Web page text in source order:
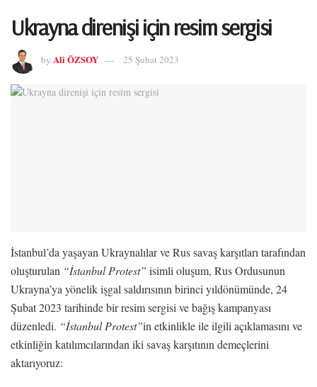
Ukrayna direnişi için resim sergisi
by Ali ÖZSOY 25 Şubat 2023
İstanbul’da yaşayan Ukraynalılar ve Rus savaş karşıtları tarafından
oluşturulan “İstanbul Protest” isimli oluşum, Rus Ordusunun
Ukrayna’ya yönelik işgal saldırısının birinci yıldönümünde, 24
Şubat 2023 tarihinde bir resim sergisi ve bağış kampanyası
düzenledi. “İstanbul Protest”in etkinlikle ile ilgili açıklamasını ve
etkinliğin katılımcılarından iki savaş karşıtının demeçlerini
aktarıyoruz: